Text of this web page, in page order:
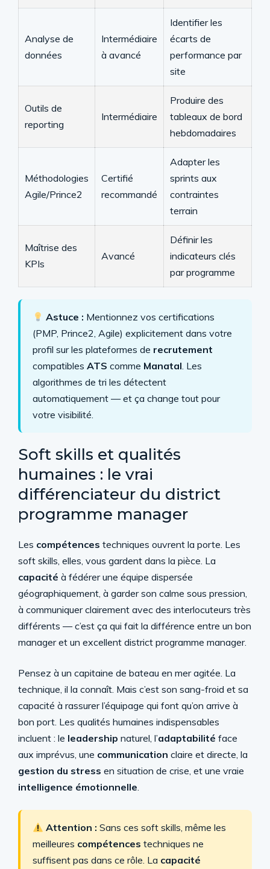
Analyse de
données
Intermédiaire
à avancé
Identifier les
écarts de
performance par
site
Outils de
reporting
Intermédiaire
Produire des
tableaux de bord
hebdomadaires
Méthodologies
Agile/Prince2
Certifié
recommandé
Adapter les
sprints aux
contraintes
terrain
Maîtrise des
KPIs
Avancé
Définir les
indicateurs clés
par programme
Astuce : Mentionnez vos certifications
(PMP, Prince2, Agile) explicitement dans votre
profil sur les plateformes de recrutement
compatibles ATS comme Manatal. Les
algorithmes de tri les détectent
automatiquement — et ça change tout pour
votre visibilité.
Soft skills et qualités
humaines : le vrai
différenciateur du district
programme manager
Les compétences techniques ouvrent la porte. Les
soft skills, elles, vous gardent dans la pièce. La
capacité à fédérer une équipe dispersée
géographiquement, à garder son calme sous pression,
à communiquer clairement avec des interlocuteurs très
différents — c’est ça qui fait la différence entre un bon
manager et un excellent district programme manager.
Pensez à un capitaine de bateau en mer agitée. La
technique, il la connaît. Mais c’est son sang-froid et sa
capacité à rassurer l’équipage qui font qu’on arrive à
bon port. Les qualités humaines indispensables
incluent : le leadership naturel, l’adaptabilité face
aux imprévus, une communication claire et directe, la
gestion du stress en situation de crise, et une vraie
intelligence émotionnelle.
Attention : Sans ces soft skills, même les
meilleures compétences techniques ne
suffisent pas dans ce rôle. La capacité